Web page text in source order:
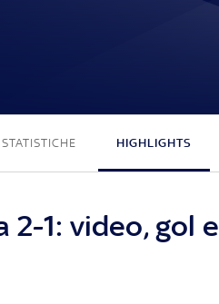
STATISTICHE HIGHLIGHTS
1: video, gol e